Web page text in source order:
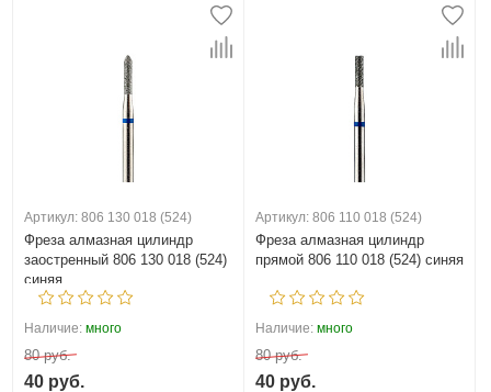
Артикул: 806 130 018 (524)
Фреза алмазная цилиндр
заостренный 806 130 018 (524)
синяя
Наличие: много
80 руб.
40 руб.
Артикул: 806 110 018 (524)
Фреза алмазная цилиндр
прямой 806 110 018 (524) синяя
Наличие: много
80 руб.
40 руб.